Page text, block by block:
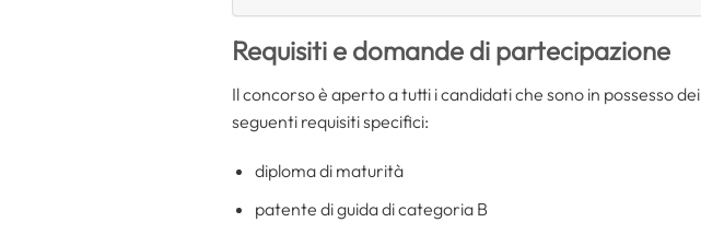
Requisiti e domande di partecipazione
Il concorso è aperto a tutti i candidati che sono in possesso dei
seguenti requisiti specifici:
diploma di maturità
patente di guida di categoria B